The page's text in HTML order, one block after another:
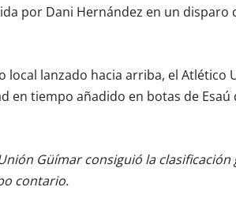
por Dani Hernández en un
local lanzado hacia arriba, el Atlético
en tiempo añadido en botas de
Güímar consiguió la clasificación
contario.